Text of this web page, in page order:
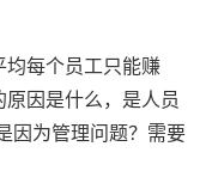
每个员工只能赚
因是什么，是人员
因为管理问题？需要